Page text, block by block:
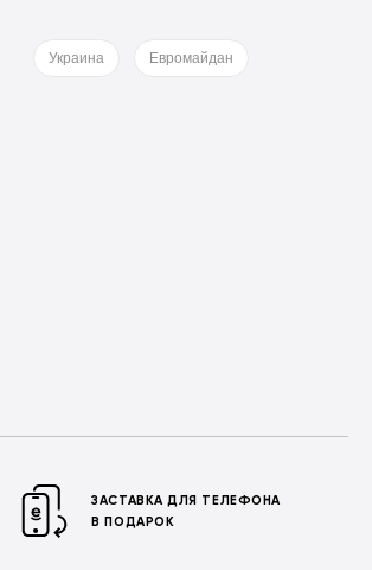
Украина Евромайдан
ЗАСТАВКА ДЛЯ ТЕЛЕФОНА
В ПОДАРОК